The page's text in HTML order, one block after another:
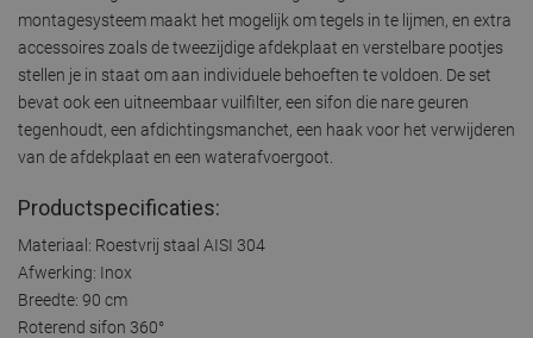
montagesysteem maakt het mogelijk om tegels in te lijmen, en extra
accessoires zoals de tweezijdige afdekplaat en verstelbare pootjes
stellen je in staat om aan individuele behoeften te voldoen. De set
bevat ook een uitneembaar vuilfilter, een sifon die nare geuren
tegenhoudt, een afdichtingsmanchet, een haak voor het verwijderen
van de afdekplaat en een waterafvoergoot.
Productspecificaties:
Materiaal: Roestvrij staal AISI 304
Afwerking: Inox
Breedte: 90 cm
Roterend sifon 360°